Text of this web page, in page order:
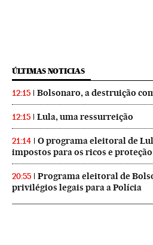
ÚLTIMAS NOTICIAS
12:15 Bolsonaro, a destruição
12:15 Lula, uma ressurreição
21:14
O programa eleitoral de
impostos para os ricos e
20:55
Programa eleitoral de
privilégios legais para a Polícia